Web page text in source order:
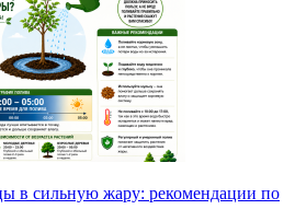
в сильную жару: рекомендации по